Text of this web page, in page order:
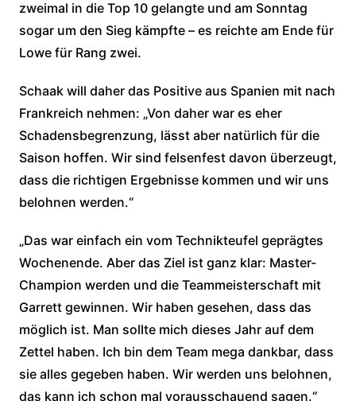
zweimal in die Top 10 gelangte und am Sonntag
sogar um den Sieg kämpfte – es reichte am Ende für
Lowe für Rang zwei.
Schaak will daher das Positive aus Spanien mit nach
Frankreich nehmen: „Von daher war es eher
Schadensbegrenzung, lässt aber natürlich für die
Saison hoffen. Wir sind felsenfest davon überzeugt,
dass die richtigen Ergebnisse kommen und wir uns
belohnen werden.“
„Das war einfach ein vom Technikteufel geprägtes
Wochenende. Aber das Ziel ist ganz klar: Master-
Champion werden und die Teammeisterschaft mit
Garrett gewinnen. Wir haben gesehen, dass das
möglich ist. Man sollte mich dieses Jahr auf dem
Zettel haben. Ich bin dem Team mega dankbar, dass
sie alles gegeben haben. Wir werden uns belohnen,
das kann ich schon mal vorausschauend sagen.“